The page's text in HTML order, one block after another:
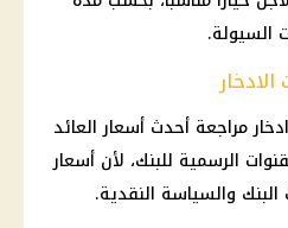
السيولة.
ادخارمراجعة أحدث أسعار العائد
الرسمية للبنك، لأن أسعار
والسياسة النقدية.